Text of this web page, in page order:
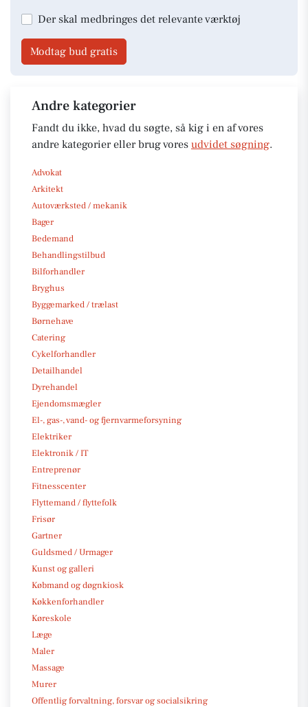
Der skal medbringes det relevante værktøj
Modtag bud gratis
Andre kategorier
Fandt du ikke, hvad du søgte, så kig i en af vores
andre kategorier eller brug vores udvidet søgning.
Advokat
Arkitekt
Autoværksted / mekanik
Bager
Bedemand
Behandlingstilbud
Bilforhandler
Bryghus
Byggemarked / trælast
Børnehave
Catering
Cykelforhandler
Detailhandel
Dyrehandel
Ejendomsmægler
El-, gas-, vand- og fjernvarmeforsyning
Elektriker
Elektronik / IT
Entreprenør
Fitnesscenter
Flyttemand / flyttefolk
Frisør
Gartner
Guldsmed / Urmager
Kunst og galleri
Købmand og døgnkiosk
Køkkenforhandler
Køreskole
Læge
Maler
Massage
Murer
Offentlig forvaltning, forsvar og socialsikring